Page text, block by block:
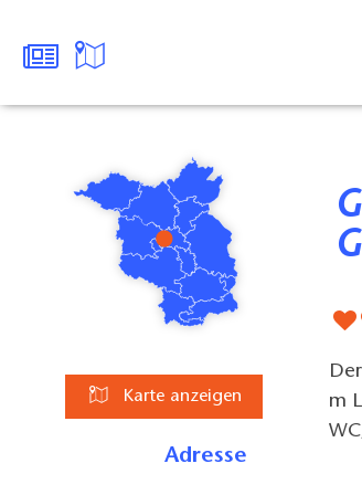
Karte anzeigen
Adresse
Gastliegeplätze am Segler-Club
m